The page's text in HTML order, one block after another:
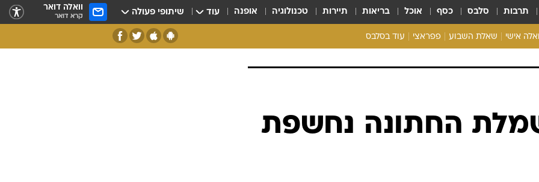
תרבות סלבס כסף אוכל בריאות תיירות טכנולוגיה אופנה עוד שיתופי פעולה וואלה דואר
קרא דואר
וואלה אישי שאלת השבוע פפראצי עוד בסלבס
רכלו לנו
החתונה נחשפת